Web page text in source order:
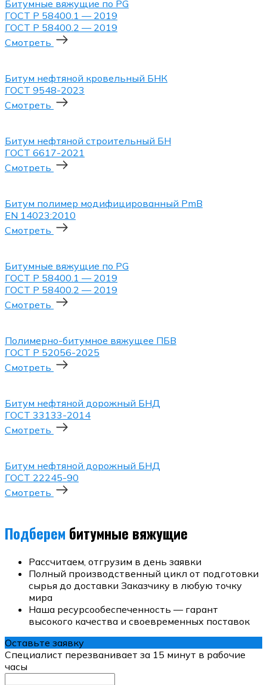
Битумные вяжущие по PG
ГОСТ P 58400.1 — 2019
ГОСТ P 58400.2 — 2019
Смотреть
Битум нефтяной кровельный БНК
ГОСТ 9548-2023
Смотреть
Битум нефтяной строительный БН
ГОСТ 6617-2021
Смотреть
Битум полимер модифицированный PmB
EN 14023:2010
Смотреть
Битумные вяжущие по PG
ГОСТ P 58400.1 — 2019
ГОСТ P 58400.2 — 2019
Смотреть
Полимерно-битумное вяжущее ПБВ
ГОСТ Р 52056-2025
Смотреть
Битум нефтяной дорожный БНД
ГОСТ 33133-2014
Смотреть
Битум нефтяной дорожный БНД
ГОСТ 22245-90
Смотреть
Подберем битумные вяжущие
Рассчитаем, отгрузим в день заявки
Полный производственный цикл от подготовки
сырья до доставки Заказчику в любую точку
мира
Наша ресурсообеспеченность — гарант
высокого качества и своевременных поставок
Оставьте заявку
Специалист перезванивает за 15 минут в рабочие
часы